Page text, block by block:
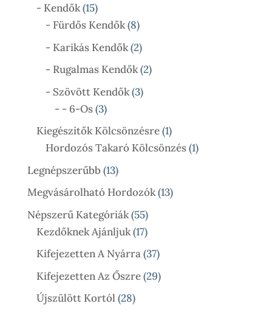
- Kendők 1515
Termék
- Fürdős Kendők 88
Termék
- Karikás Kendők 22
Termék
- Rugalmas Kendők 22
- Szövött Kendők 33
- - 6-Os 33
Termék
Kiegészítők Kölcsönzésre 11
Termék
Hordozós Takaró Kölcsönzés 11
Legnépszerűbb 1313
Termék
Megvásárolható Hordozók 1313
Népszerű Kategóriák 5555
Termék
Kezdőknek Ajánljuk 1717
Termék
Kifejezetten A Nyárra 3737
Termék
Kifejezetten Az Őszre 2929
Újszülött Kortól 2828